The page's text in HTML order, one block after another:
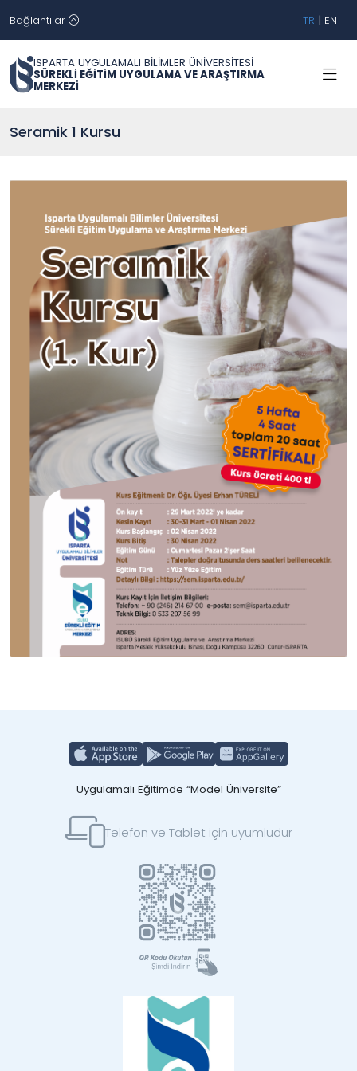
Bağlantılar TR | EN
ISPARTA UYGULAMALI BİLİMLER ÜNİVERSİTESİ
SÜREKLİ EĞİTİM UYGULAMA VE ARAŞTIRMA
MERKEZİ
Seramik 1 Kursu
Uygulamalı Eğitimde “Model Üniversite”
Telefon ve Tablet için uyumludur